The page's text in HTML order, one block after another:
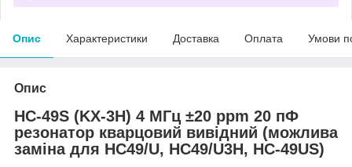
Опис Характеристики Доставка Оплата Умови
Опис
HC-49S (KX-3H) 4 МГц ±20 ppm 20 пФ
резонатор кварцовий вивідний (можлива
заміна для HC49/U, HC49/U3H, HC-49US)